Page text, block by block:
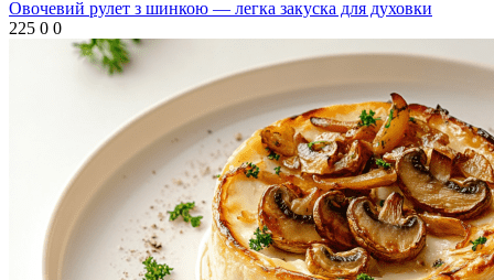
Овочевий рулет з шинкою — легка закуска для духовки
225 0 0